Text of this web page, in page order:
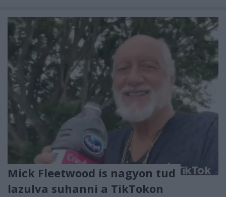
Mick Fleetwood is nagyon tud
lazulva suhanni a TikTokon